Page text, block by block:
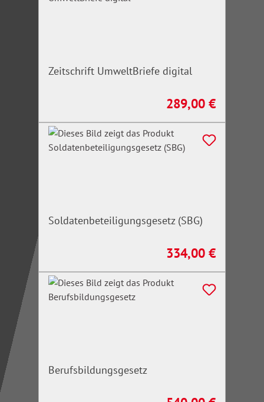
Zeitschrift UmweltBriefe digital
Regulärer Preis:
289,00 €
Soldatenbeteiligungsgesetz (SBG)
Regulärer Preis:
334,00 €
Berufsbildungsgesetz